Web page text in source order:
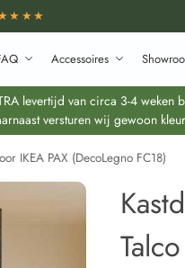
Accessoires
levertijd van circa 3-4 weken
versturen wij gewoon
IKEA PAX (DecoLegno FC18)